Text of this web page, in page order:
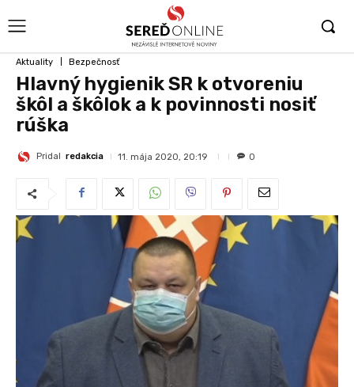
Aktuality Bezpečnosť
Hlavný hygienik SR k otvoreniu
škôl a škôlok a k povinnosti nosiť
rúška
Pridal redakcia 11. mája 2020, 20:19 0